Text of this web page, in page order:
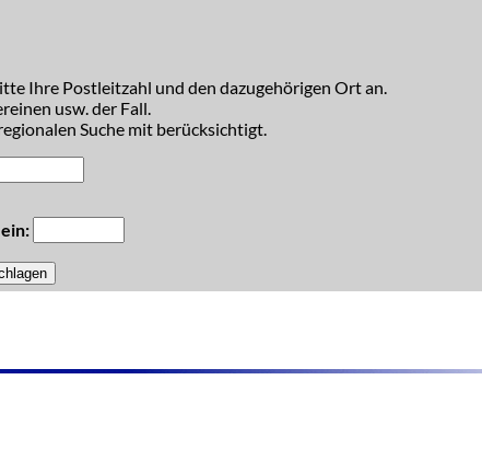
Ihre Postleitzahl und den dazugehörigen Ort an.
usw. der Fall.
Suche mit berücksichtigt.
ein: